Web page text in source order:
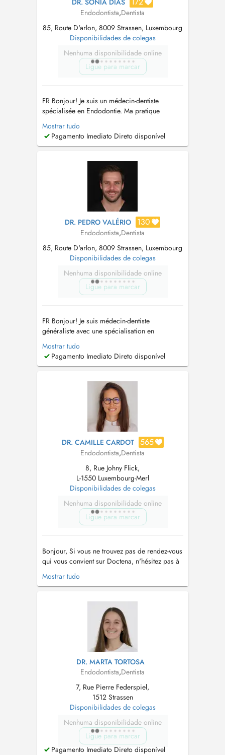
DR. SÓNIA DIAS
Endodontista,Dentista
85, Route D'arlon, 8009 Strassen, Luxembourg
Disponibilidades de colegas
Nenhuma disponibilidade online
Ligue para marcar
FR Bonjour! Je suis un médecin-dentiste
spécialisée en Endodontie. Ma pratique
clinique est basée sur une approche
conservatrice et peu invasive de la dent,
utilisant les meilleurs matériaux et techniques
de fournir au patient un excellent traiteme...
Mostrar tudo
Pagamento Imediato Direto disponível
DR. PEDRO VALÉRIO 130
Endodontista,Dentista
85, Route D'arlon, 8009 Strassen, Luxembourg
Disponibilidades de colegas
Nenhuma disponibilidade online
Ligue para marcar
FR Bonjour! Je suis médecin-dentiste
généraliste avec une spécialisation en
Endodontie. Dans le but de fournir un
traitement de haute qualité à mes patients, j'ai
toujours essayé, au fil des ans, de suivre
liées à mes domaines d'intervention. Ma ...
Mostrar tudo
Pagamento Imediato Direto disponível
DR. CAMILLE CARDOT 565
Endodontista,Dentista
8, Rue Johny Flick,
L-1550 Luxembourg-Merl
Disponibilidades de colegas
Nenhuma disponibilidade online
Ligue para marcar
Bonjour, Si vous ne trouvez pas de rendez-vous
qui vous convient sur Doctena, n'hésitez pas à
nous appeler directement au cabinet +352 286
6500. Hello, If you do not find an appointment
us directly at the +352 286 6500. Extractions
Mostrar tudo
DR. MARTA TORTOSA
Endodontista,Dentista
7, Rue Pierre Federspiel,
1512 Strassen
Disponibilidades de colegas
Nenhuma disponibilidade online
Ligue para marcar
Pagamento Imediato Direto disponível